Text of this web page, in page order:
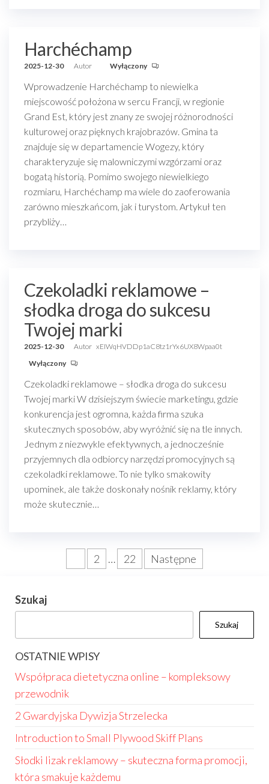
Harchéchamp
2025-12-30 Autor Wyłączony
Wprowadzenie Harchéchamp to niewielka
miejscowość położona w sercu Francji, w regionie
Grand Est, który jest znany ze swojej różnorodności
kulturowej oraz pięknych krajobrazów. Gmina ta
znajduje się w departamencie Wogezy, który
charakteryzuje się malowniczymi wzgórzami oraz
bogatą historią. Pomimo swojego niewielkiego
rozmiaru, Harchéchamp ma wiele do zaoferowania
zarówno mieszkańcom, jak i turystom. Artykuł ten
przybliży…
Czekoladki reklamowe –
słodka droga do sukcesu
Twojej marki
2025-12-30 Autor xEIWqHVDDp1aC8tz1rYx6UX8Wpaa0t
Wyłączony
Czekoladki reklamowe – słodka droga do sukcesu
Twojej marki W dzisiejszym świecie marketingu, gdzie
konkurencja jest ogromna, każda firma szuka
skutecznych sposobów, aby wyróżnić się na tle innych.
Jednym z niezwykle efektywnych, a jednocześnie
przyjemnych dla odbiorcy narzędzi promocyjnych są
czekoladki reklamowe. To nie tylko smakowity
upominek, ale także doskonały nośnik reklamy, który
może skutecznie…
Stronicowanie
2 … 22 Następne
Szukaj
Szukaj
OSTATNIE WPISY
Współpraca dietetyczna online – kompleksowy
przewodnik
2 Gwardyjska Dywizja Strzelecka
Introduction to Small Plywood Skiff Plans
Słodki lizak reklamowy – skuteczna forma promocji,
która smakuje każdemu